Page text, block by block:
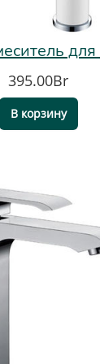
395.00Br
В корзину